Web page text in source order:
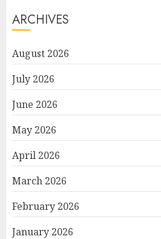
ARCHIVES
August 2026
July 2026
June 2026
May 2026
April 2026
March 2026
February 2026
January 2026